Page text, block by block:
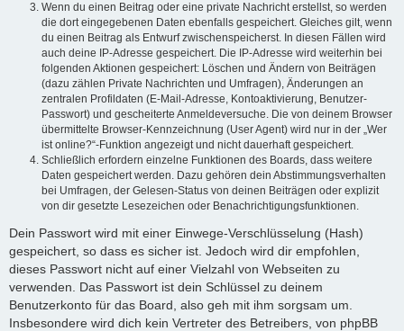
Wenn du einen Beitrag oder eine private Nachricht erstellst, so werden
die dort eingegebenen Daten ebenfalls gespeichert. Gleiches gilt, wenn
du einen Beitrag als Entwurf zwischenspeicherst. In diesen Fällen wird
auch deine IP-Adresse gespeichert. Die IP-Adresse wird weiterhin bei
folgenden Aktionen gespeichert: Löschen und Ändern von Beiträgen
(dazu zählen Private Nachrichten und Umfragen), Änderungen an
zentralen Profildaten (E-Mail-Adresse, Kontoaktivierung, Benutzer-
Passwort) und gescheiterte Anmeldeversuche. Die von deinem Browser
übermittelte Browser-Kennzeichnung (User Agent) wird nur in der „Wer
ist online?“-Funktion angezeigt und nicht dauerhaft gespeichert.
Schließlich erfordern einzelne Funktionen des Boards, dass weitere
Daten gespeichert werden. Dazu gehören dein Abstimmungsverhalten
bei Umfragen, der Gelesen-Status von deinen Beiträgen oder explizit
von dir gesetzte Lesezeichen oder Benachrichtigungsfunktionen.
Dein Passwort wird mit einer Einwege-Verschlüsselung (Hash)
gespeichert, so dass es sicher ist. Jedoch wird dir empfohlen,
dieses Passwort nicht auf einer Vielzahl von Webseiten zu
verwenden. Das Passwort ist dein Schlüssel zu deinem
Benutzerkonto für das Board, also geh mit ihm sorgsam um.
Insbesondere wird dich kein Vertreter des Betreibers, von phpBB